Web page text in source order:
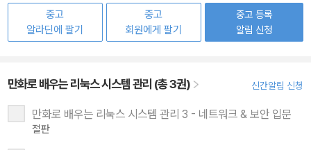
중고
알라딘에 팔기
중고
회원에게 팔기
중고 등록
알림 신청
만화로 배우는 리눅스 시스템 관리 (총 3권) 신간알림 신청
만화로 배우는 리눅스 시스템 관리 3 - 네트워크 & 보안 입문
절판